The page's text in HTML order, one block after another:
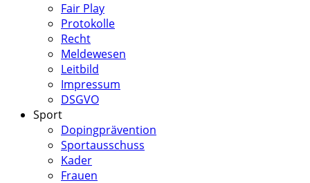
Fair Play
Protokolle
Recht
Meldewesen
Leitbild
Impressum
DSGVO
Sport
Dopingprävention
Sportausschuss
Kader
Frauen